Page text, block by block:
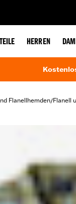
TEILE HERREN
Flanellhemden/Flanell